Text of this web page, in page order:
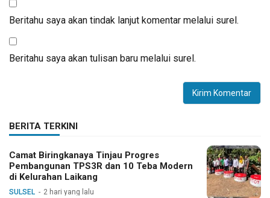
Beritahu saya akan tindak lanjut komentar melalui surel.
Beritahu saya akan tulisan baru melalui surel.
BERITA TERKINI
Camat Biringkanaya Tinjau Progres
Pembangunan TPS3R dan 10 Teba Modern
di Kelurahan Laikang
SULSEL 2 hari yang lalu